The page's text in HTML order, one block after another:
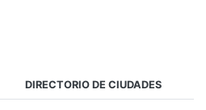
DIRECTORIO DE CIUDADES